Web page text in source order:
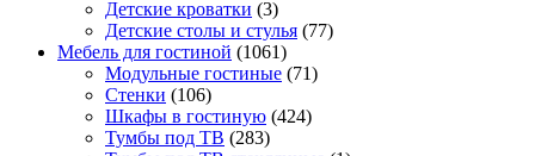
Детские кроватки (3)
Детские столы и стулья (77)
Мебель для гостиной (1061)
Модульные гостиные (71)
Стенки (106)
Шкафы в гостиную (424)
Тумбы под ТВ (283)